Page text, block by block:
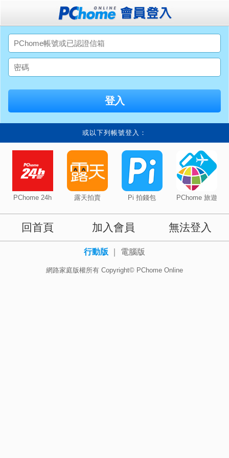
或以下列帳號登入：
PChome 24h 露天拍賣 Pi 拍錢包 PChome 旅遊
回首頁 加入會員 無法登入
行動版 電腦版
網路家庭版權所有 Copyright© PChome Online